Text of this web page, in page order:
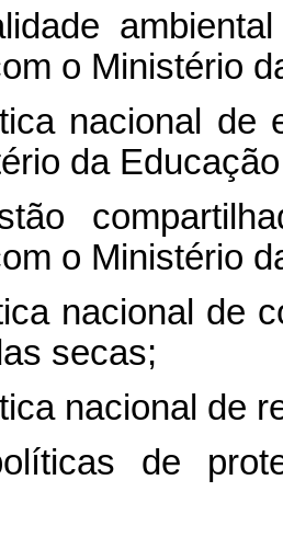
o Ministério
nacional de
da
o Ministério
nacional de
secas;
nacional de
de